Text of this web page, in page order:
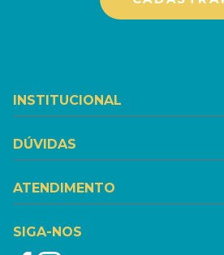
INSTITUCIONAL
DÚVIDAS
ATENDIMENTO
SIGA-NOS